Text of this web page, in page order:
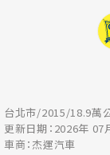
台北市/2015/18.9萬
更新日期：2026年 07
車商：杰運汽車